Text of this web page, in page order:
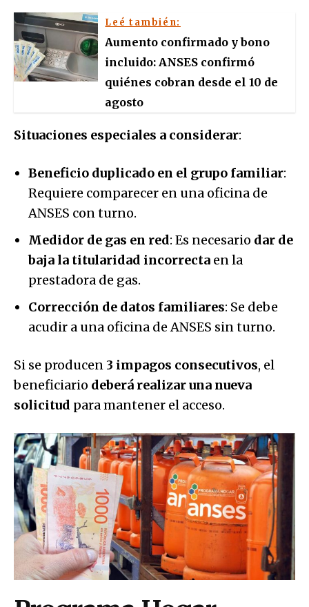
Leé también:
Aumento confirmado y bono
incluido: ANSES confirmó
quiénes cobran desde el 10 de
agosto
Situaciones especiales a considerar:
Beneficio duplicado en el grupo familiar:
Requiere comparecer en una oficina de
ANSES con turno.
Medidor de gas en red: Es necesario dar de
baja la titularidad incorrecta en la
prestadora de gas.
Corrección de datos familiares: Se debe
acudir a una oficina de ANSES sin turno.
Si se producen 3 impagos consecutivos, el
beneficiario deberá realizar una nueva
solicitud para mantener el acceso.